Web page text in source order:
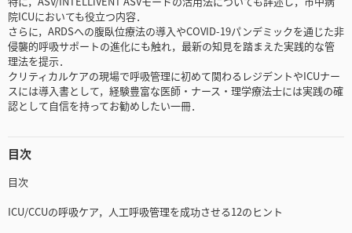
院ICUにおいても役立つ内容．
さらに，ARDSへの腹臥位療法の導入やCOVID-19パンデミックを通じた非
侵襲的呼吸サポートの進化にも触れ，最新の知見を踏まえた実践的な管
理法を提示．
クリティカルケアの現場で呼吸管理に初めて関わるレジデントやICUナー
スには導入書として，経験豊富な医師・ナース・理学療法士には実践の確
認として自信を持ってお勧めしたい一冊．
目次
目次
ICU/CCUの呼吸ケア，人工呼吸管理を成功させる12のヒント